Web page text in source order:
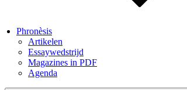
Phronèsis
Artikelen
Essaywedstrijd
Magazines in PDF
Agenda